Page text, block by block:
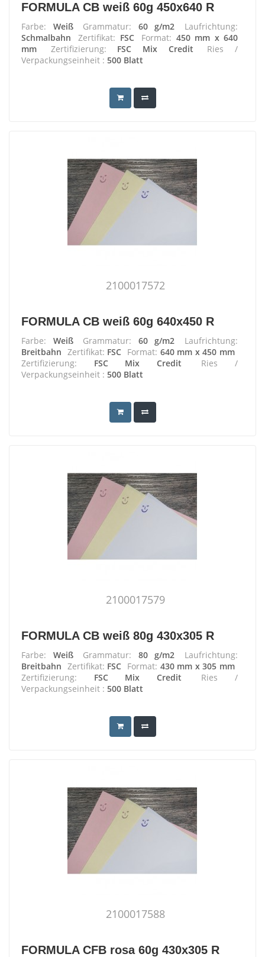
FORMULA CB weiß 60g 450x640 R
Farbe: Weiß Grammatur: 60 g/m2
Laufrichtung:
Schmalbahn
Zertifikat: FSC Format: 450 mm x 640
mm
Zertifizierung: FSC Mix Credit
Ries /
Verpackungseinheit : 500 Blatt
2100017572
FORMULA CB weiß 60g 640x450 R
Farbe: Weiß Grammatur: 60 g/m2
Laufrichtung:
Breitbahn Zertifikat: FSC Format: 640 mm x 450 mm
Zertifizierung: FSC Mix Credit
Ries /
Verpackungseinheit : 500 Blatt
2100017579
FORMULA CB weiß 80g 430x305 R
Farbe: Weiß Grammatur: 80 g/m2
Laufrichtung:
Breitbahn Zertifikat: FSC Format: 430 mm x 305 mm
Zertifizierung: FSC Mix Credit
Ries /
Verpackungseinheit : 500 Blatt
2100017588
FORMULA CFB rosa 60g 430x305 R